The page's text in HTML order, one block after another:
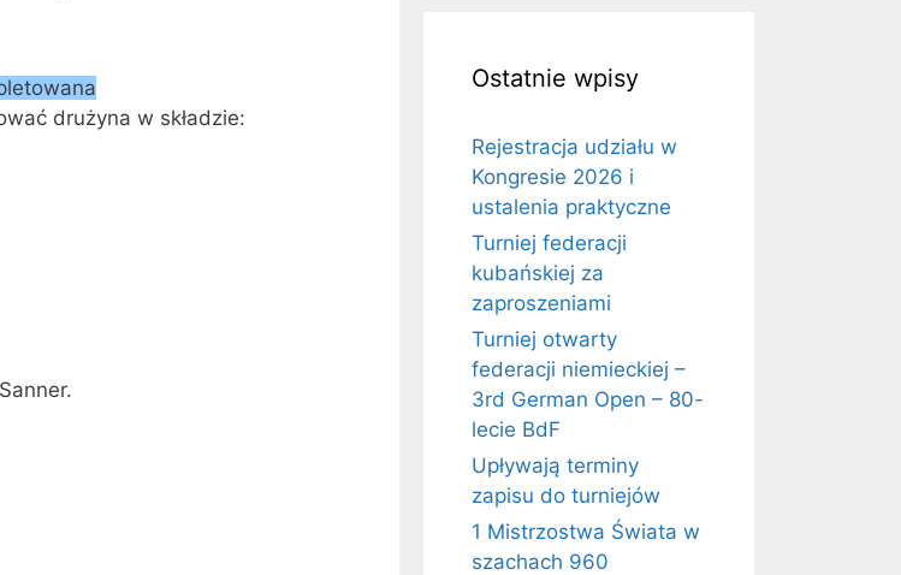
drużyna w składzie:
Ostatnie wpisy
Rejestracja udziału w
Kongresie 2026 i
ustalenia praktyczne
Turniej federacji
kubańskiej za
zaproszeniami
Turniej otwarty
federacji niemieckiej –
3rd German Open – 80-
lecie BdF
Upływają terminy
zapisu do turniejów
1 Mistrzostwa Świata w
szachach 960